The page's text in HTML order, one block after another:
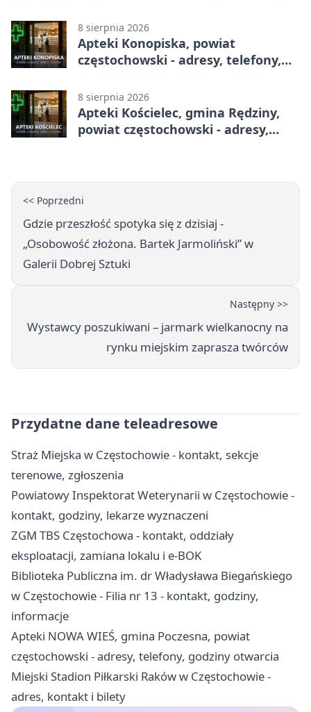
8 sierpnia 2026
Apteki Konopiska, powiat
częstochowski - adresy, telefony,
8 sierpnia 2026
Apteki Kościelec, gmina Rędziny,
powiat częstochowski - adresy,
<< Poprzedni
Gdzie przeszłość spotyka się z dzisiaj -
„Osobowość złożona. Bartek Jarmoliński” w
Galerii Dobrej Sztuki
Następny >>
Wystawcy poszukiwani – jarmark wielkanocny na
rynku miejskim zaprasza twórców
Przydatne dane teleadresowe
Straż Miejska w Częstochowie - kontakt, sekcje
terenowe, zgłoszenia
Powiatowy Inspektorat Weterynarii w Częstochowie -
kontakt, godziny, lekarze wyznaczeni
ZGM TBS Częstochowa - kontakt, oddziały
eksploatacji, zamiana lokalu i e-BOK
Biblioteka Publiczna im. dr Władysława Biegańskiego
w Częstochowie - Filia nr 13 - kontakt, godziny,
informacje
Apteki NOWA WIEŚ, gmina Poczesna, powiat
częstochowski - adresy, telefony, godziny otwarcia
Miejski Stadion Piłkarski Raków w Częstochowie -
adres, kontakt i bilety